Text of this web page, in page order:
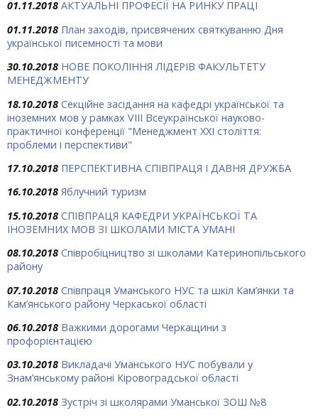
01.11.2018 АКТУАЛЬНІ ПРОФЕСІЇ НА РИНКУ ПРАЦІ
01.11.2018 План заходів, присвячених святкуванню Дня
української писемності та мови
30.10.2018 НОВЕ ПОКОЛІННЯ ЛІДЕРІВ ФАКУЛЬТЕТУ
МЕНЕДЖМЕНТУ
18.10.2018 Секційне засідання на кафедрі української та
іноземних мов у рамках VІІІ Всеукраїнської науково-
практичної конференції "Менеджмент ХХІ століття:
проблеми і перспективи"
17.10.2018 ПЕРСПЕКТИВНА СПІВПРАЦЯ І ДАВНЯ ДРУЖБА
16.10.2018 Яблучний туризм
15.10.2018 СПІВПРАЦЯ КАФЕДРИ УКРАЇНСЬКОЇ ТА
ІНОЗЕМНИХ МОВ ЗІ ШКОЛАМИ МІСТА УМАНІ
08.10.2018 Співробіцництво зі школами Катеринопільського
району
07.10.2018 Співпраця Уманського НУС та шкіл Кам’янки та
Кам’янського району Черкаської області
06.10.2018 Важкими дорогами Черкащини з
профорієнтацією
03.10.2018 Викладачі Уманського НУС побували у
Знам’янському районі Кіровоградської області
02.10.2018 Зустріч зі школярами Уманської ЗОШ №8